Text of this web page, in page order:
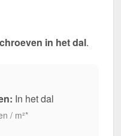
in het dal.
In het dal
/ m²*